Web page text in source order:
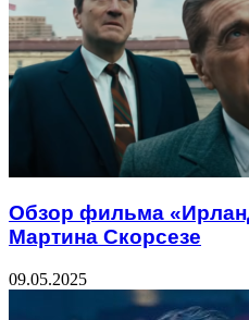
Обзор фильма
Мартина Скорсезе
09.05.2025